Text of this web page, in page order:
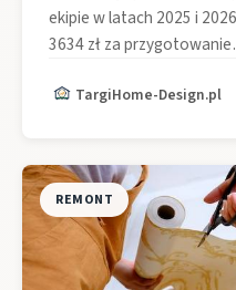
ekipie w latach 2025 i
3634 zł za
TargiHome-Design.pl
REMONT